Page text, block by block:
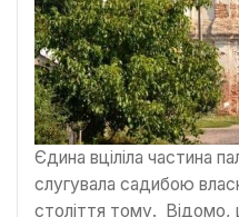
Єдина вціліла частина
слугувала садибою
століття тому. Відомо,